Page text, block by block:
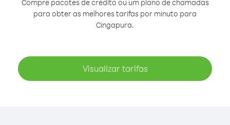
Compre pacotes de crédito ou um plano de chamadas
para obter as melhores tarifas por minuto para
Cingapura.
Visualizar tarifas